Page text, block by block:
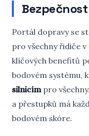
Portál dopravy se
pro všechny řidiče v
klíčových benefitů
bodovém systému,
silnicímpro
a přestupků má
bodovém skóre.